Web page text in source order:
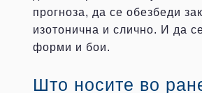
прогноза, да се обезбеди
изотонична и слично. И да
форми и бои.
Што носите во